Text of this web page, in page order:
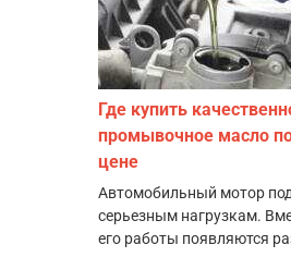
Где купить
промывочное масло
цене
Автомобильный мотор
серьезным нагрузкам.
его работы появляются